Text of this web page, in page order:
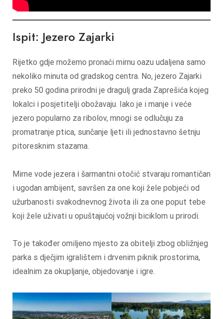
Ispit: Jezero Zajarki
Rijetko gdje možemo pronaći mirnu oazu udaljena samo
nekoliko minuta od gradskog centra. No, jezero Zajarki
preko 50 godina prirodni je dragulj grada Zaprešića kojeg
lokalci i posjetitelji obožavaju. Iako je i manje i veće
jezero popularno za ribolov, mnogi se odlučuju za
promatranje ptica, sunčanje ljeti ili jednostavno šetnju
pitoresknim stazama.
Mirne vode jezera i šarmantni otočić stvaraju romantičan
i ugodan ambijent, savršen za one koji žele pobjeći od
užurbanosti svakodnevnog života ili za one poput tebe
koji žele uživati u opuštajućoj vožnji biciklom u prirodi.
To je također omiljeno mjesto za obitelji zbog obližnjeg
parka s dječjim igralištem i drvenim piknik prostorima,
idealnim za okupljanje, objedovanje i igre.